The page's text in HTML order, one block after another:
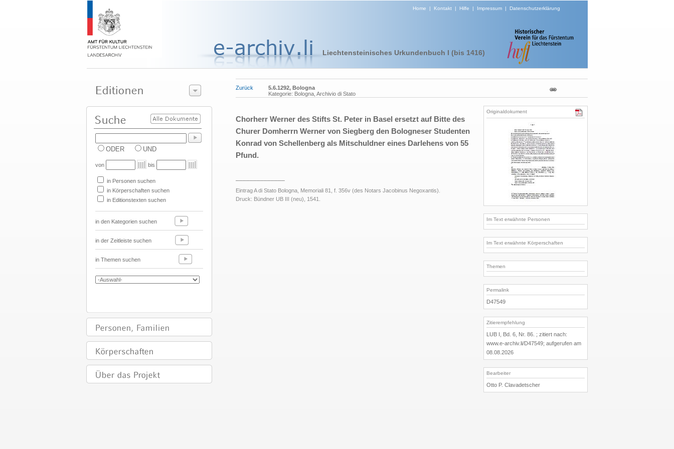
Home | Kontakt| Hilfe | Impressum| Datenschutzerklärung
Liechtensteinisches Urkundenbuch I (bis 1416)
ODER UND
von bis
in Personen suchen
in Körperschaften suchen
in Editionstexten suchen
in den Kategorien suchen
in der Zeitleiste suchen
in Themen suchen
Zurück
5.6.1292, Bologna
Kategorie: Bologna, Archivio di Stato
Chorherr Werner des Stifts St. Peter in Basel ersetzt auf Bitte des
Churer Domherrn Werner von Siegberg den Bologneser Studenten
Konrad von Schellenberg als Mitschuldner eines Darlehens von 55
Pfund.
Eintrag A di Stato Bologna, Memoriali 81, f. 356v (des Notars Jacobinus Negoxantis).
Druck: Bündner UB III (neu), 1541.
Originaldokument
Im Text erwähnte Personen
Im Text erwähnte Körperschaften
Themen
Permalink
D47549
Zitierempfehlung
LUB I, Bd. 6, Nr. 86. ; zitiert nach:
www.e-archiv.li/D47549; aufgerufen am
08.08.2026
Bearbeiter
Otto P. Clavadetscher